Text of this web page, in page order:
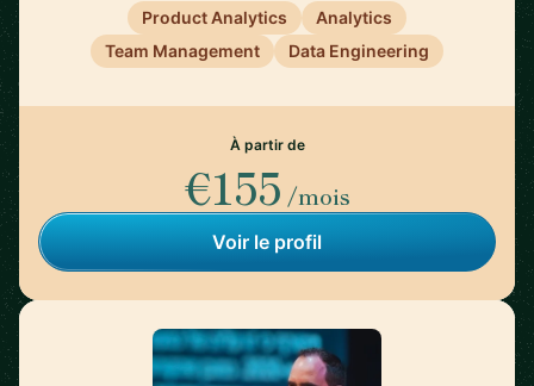
Product Analytics
Analytics
Team Management
Data Engineering
À partir de
€155 /mois
Voir le profil